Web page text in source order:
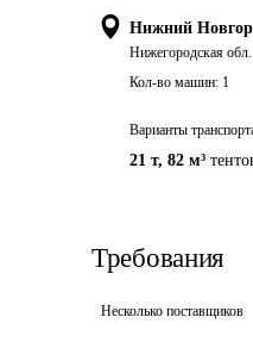
Нижний
Нижегородская обл.
Кол-во машин: 1
Варианты
21 т, 82 м³
Требования
Несколько поставщиков